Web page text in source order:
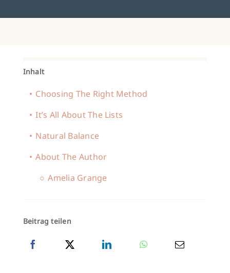
Inhalt
Choosing The Right Method
It’s All About The Lists
Natural Balance
About The Author
Amelia Grange
Beitrag teilen